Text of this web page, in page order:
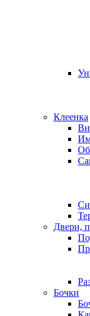
Клеенка
Двери,
Бочки